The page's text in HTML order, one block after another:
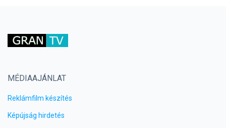
MÉDIAAJÁNLAT
Reklámfilm készítés
Képújság hirdetés